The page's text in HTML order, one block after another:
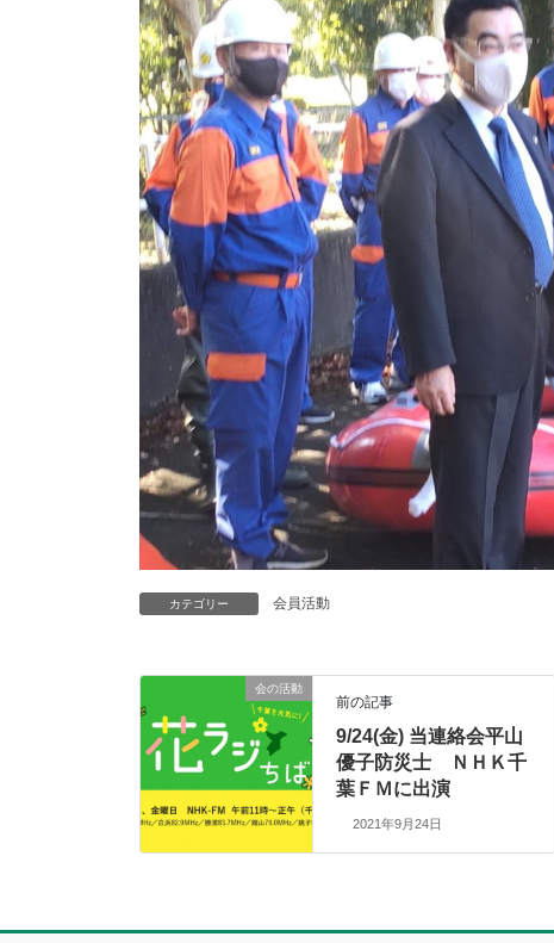
カテゴリー 会員活動
会の活動
前の記事
9/24(金) 当連絡会平山
優子防災士 ＮＨＫ千
葉ＦＭに出演
2021年9月24日